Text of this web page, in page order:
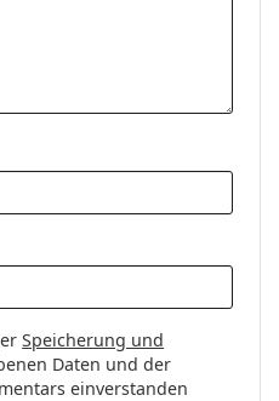
2675 49
Speicherung und
Daten und der
einverstanden